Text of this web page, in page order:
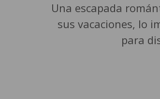
Una escapada
sus vacaciones, lo
para